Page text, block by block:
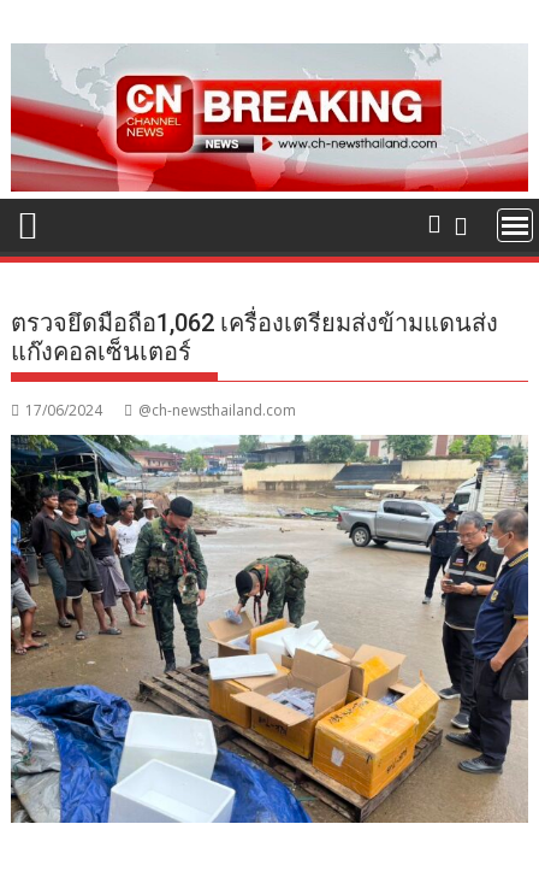
to
content
ตรวจยึดมือถือ1,062 เครื่องเตรียมส่งข้ามแดนส่ง
แก๊งคอลเซ็นเตอร์
17/06/2024 @ch-newsthailand.com